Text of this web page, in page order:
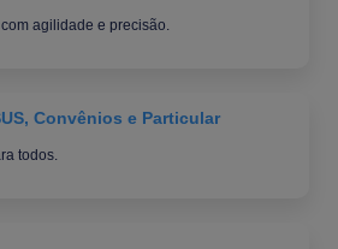
agilidade e precisão.
Convênios e Particular
todos.